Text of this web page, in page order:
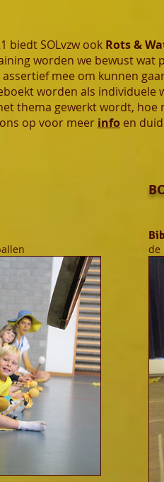
biedt SOLvzw ook Rots &
worden we bewust wat
mee om kunnen
worden als individuele
thema gewerkt wordt, hoe
op voor meer info en
de